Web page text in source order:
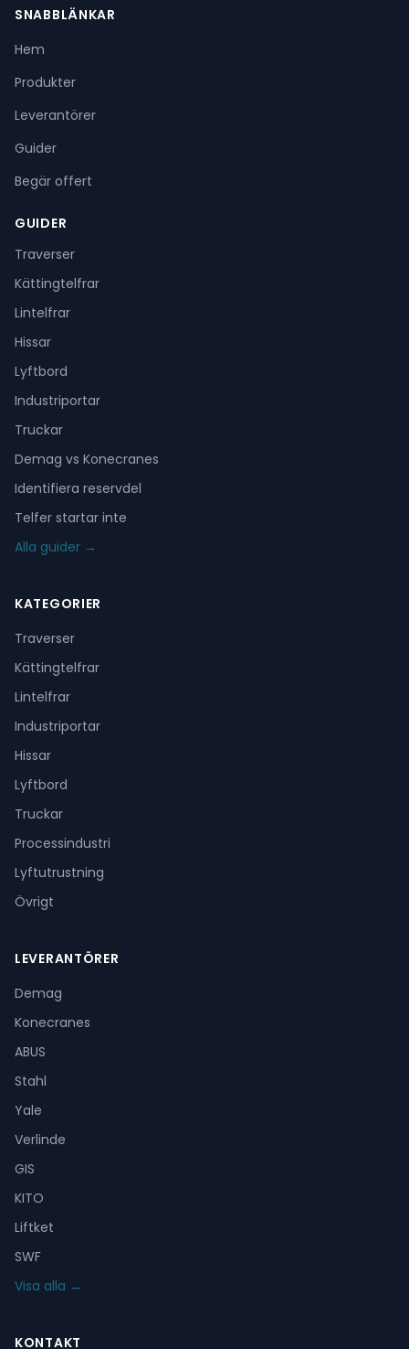
SNABBLÄNKAR
Hem
Produkter
Leverantörer
Guider
Begär offert
GUIDER
Traverser
Kättingtelfrar
Lintelfrar
Hissar
Lyftbord
Industriportar
Truckar
Demag vs Konecranes
Identifiera reservdel
Telfer startar inte
Alla guider →
KATEGORIER
Traverser
Kättingtelfrar
Lintelfrar
Industriportar
Hissar
Lyftbord
Truckar
Processindustri
Lyftutrustning
Övrigt
LEVERANTÖRER
Demag
Konecranes
ABUS
Stahl
Yale
Verlinde
GIS
KITO
Liftket
SWF
Visa alla →
KONTAKT